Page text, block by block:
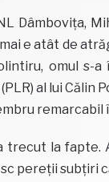
Dâmbovița,
e atât de
omul s-
al lui
trecut la fapte.
pereții subțiri